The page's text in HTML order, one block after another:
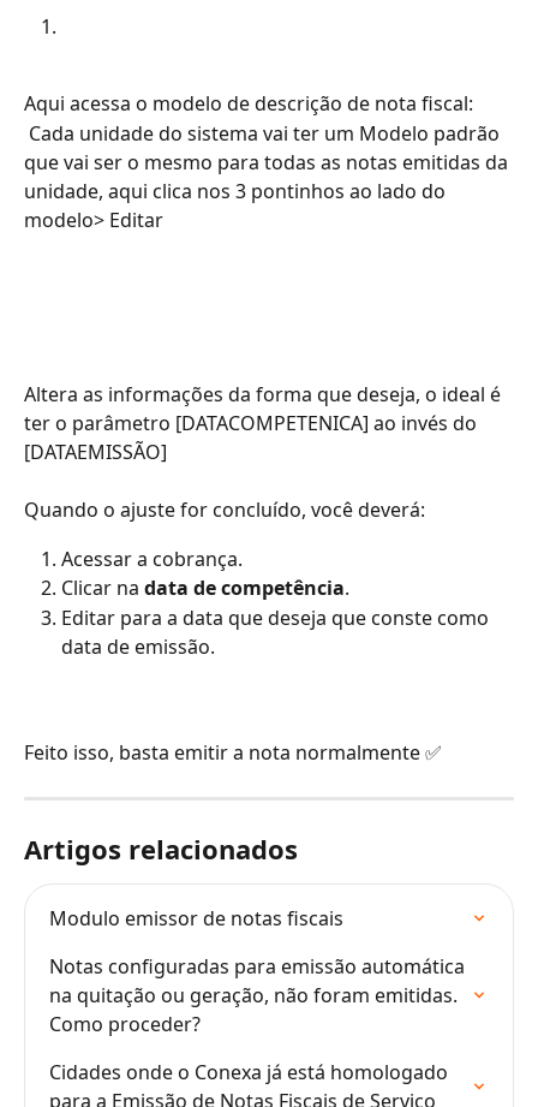
Aqui acessa o modelo de descrição de nota fiscal:
que vai ser o mesmo para todas as notas emitidas da
unidade, aqui clica nos 3 pontinhos ao lado do
modelo> Editar
Altera as informações da forma que deseja, o ideal é
ter o parâmetro [DATACOMPETENICA] ao invés do
[DATAEMISSÃO]
Quando o ajuste for concluído, você deverá:
Acessar a cobrança.
Clicar na data de competência.
Editar para a data que deseja que conste como
data de emissão.
Feito isso, basta emitir a nota normalmente ✅
Artigos relacionados
Modulo emissor de notas fiscais
Notas configuradas para emissão automática
na quitação ou geração, não foram emitidas.
Como proceder?
Cidades onde o Conexa já está homologado
para a Emissão de Notas Fiscais de Serviço